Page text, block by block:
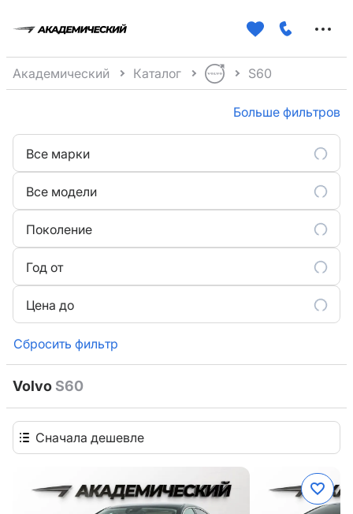
Академический Каталог S60
Больше фильтров
Все марки
Все модели
Поколение
Год от
Цена до
Сбросить фильтр
Volvo S60
Сначала дешевле